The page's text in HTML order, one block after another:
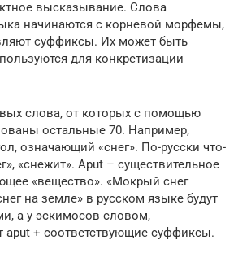
высказывание. Слова
начинаются с корневой морфемы,
суффиксы. Их может быть
для конкретизации
слова, от которых с помощью
остальные 70. Например,
означающий «снег». По-русски что-
«снежит». Aput – существительное
«вещество». «Мокрый снег
на земле» в русском языке будут
а у эскимосов словом,
aput + соответствующие суффиксы.